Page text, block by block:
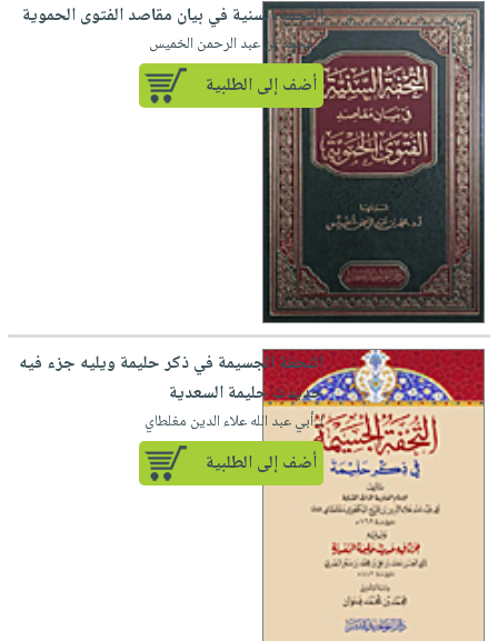
التحفة السنية في بيان مقاصد الفتوى الحموية
لـ محمد بن عبد الرحمن الخميس
أضف إلى الطلبية
التحفة الجسيمة في ذكر حليمة ويليه جزء فيه
حديدث حليمة السعدية
لـ أبي عبد الله علاء الدين مغلطاي
أضف إلى الطلبية